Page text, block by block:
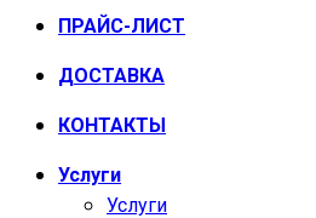
ПРАЙС-ЛИСТ
ДОСТАВКА
КОНТАКТЫ
Услуги
Услуги